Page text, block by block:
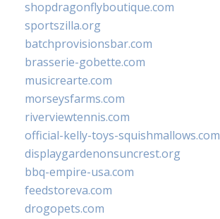
shopdragonflyboutique.com
sportszilla.org
batchprovisionsbar.com
brasserie-gobette.com
musicrearte.com
morseysfarms.com
riverviewtennis.com
official-kelly-toys-squishmallows.com
displaygardenonsuncrest.org
bbq-empire-usa.com
feedstoreva.com
drogopets.com